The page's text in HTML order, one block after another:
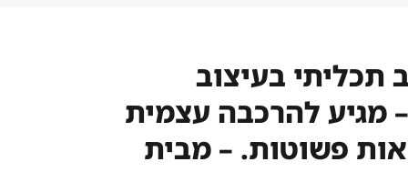
תכליתי בעיצוב
מגיע להרכבה עצמית
פשוטות. – מבית